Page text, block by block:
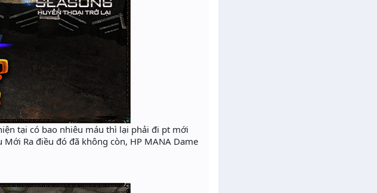
tại có bao nhiêu máu thì lại phải đi pt mới
Ra điều đó đã không còn, HP MANA Dame